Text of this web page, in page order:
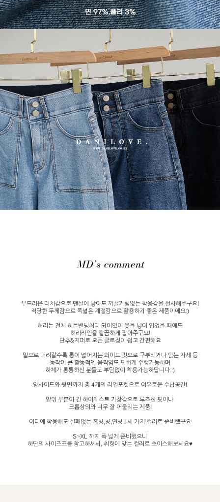
부드러운 터치감으로 맨살에 닿아도 까끌거림없는 착용감을 선사해주구요!
적당한 두께감으로 폭넓은 계절감으로 활용하기 좋은 제품이에요:)
허리는 전체 히든밴딩처리 되어있어 옷을 넣어 입었을 때에도
허리라인을 깔끔하게 잡아주구요!
단추&지퍼로 오픈 클로징이 쉽고 간편해요
밑으로 내려갈수록 통이 넓어지는 와이드 핏으로 구부리거나 앉는 자세 등
동작이 큰 활동적인 움직임도 편하게 수행가능하며
하체가 통통하신 분들도 부담없이 착용가능하답니다: )
양사이드와 뒷면까지 총 4개의 리얼포켓으로 여유로운 수납공간!
밑위 부분이 긴 하이웨스트 기장감으로 루즈한 핏이나
크롭상의와 너무 잘 어울리는 제품!
어디에 착용해도 실패없는 흑청,청,연청 ! 세 가지 컬러로 준비했구요
S~XL 까지 폭 넓게 준비했으니
하단의 사이즈표를 참고하셔서, 취향에 맞는 컬러로 초이스해보세요♥